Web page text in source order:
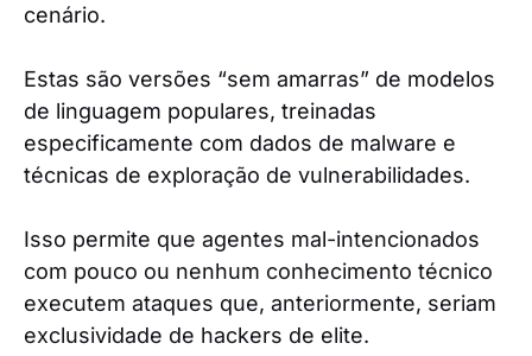
cenário.
Estas são versões “sem amarras” de modelos
de linguagem populares, treinadas
especificamente com dados de malware e
técnicas de exploração de vulnerabilidades.
Isso permite que agentes mal-intencionados
com pouco ou nenhum conhecimento técnico
executem ataques que, anteriormente, seriam
exclusividade de hackers de elite.